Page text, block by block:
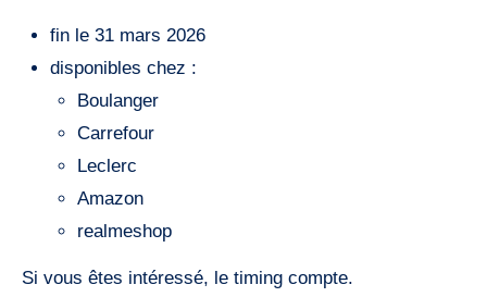
fin le 31 mars 2026
disponibles chez :
Boulanger
Carrefour
Leclerc
Amazon
realmeshop
Si vous êtes intéressé, le timing compte.